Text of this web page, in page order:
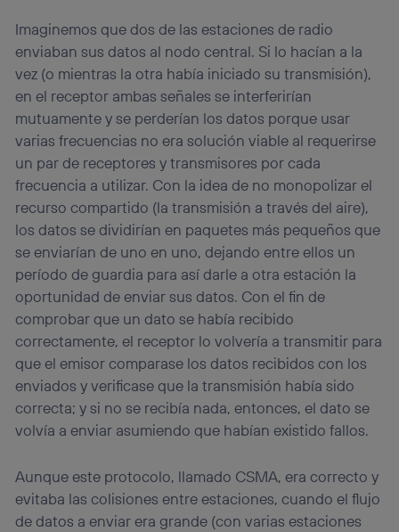
Imaginemos que dos de las estaciones de radio
enviaban sus datos al nodo central. Si lo hacían a la
vez (o mientras la otra había iniciado su transmisión),
en el receptor ambas señales se interferirían
mutuamente y se perderían los datos porque usar
varias frecuencias no era solución viable al requerirse
un par de receptores y transmisores por cada
frecuencia a utilizar. Con la idea de no monopolizar el
recurso compartido (la transmisión a través del aire),
los datos se dividirían en paquetes más pequeños que
se enviarían de uno en uno, dejando entre ellos un
período de guardia para así darle a otra estación la
oportunidad de enviar sus datos. Con el fin de
comprobar que un dato se había recibido
correctamente, el receptor lo volvería a transmitir para
que el emisor comparase los datos recibidos con los
enviados y verificase que la transmisión había sido
correcta; y si no se recibía nada, entonces, el dato se
volvía a enviar asumiendo que habían existido fallos.
Aunque este protocolo, llamado CSMA, era correcto y
evitaba las colisiones entre estaciones, cuando el flujo
de datos a enviar era grande (con varias estaciones